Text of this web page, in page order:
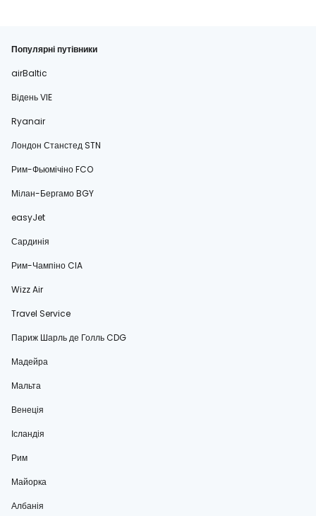
Популярні путівники
airBaltic
Відень VIE
Ryanair
Лондон Станстед STN
Рим-Фьюмічіно FCO
Мілан-Бергамо BGY
easyJet
Сардинія
Рим-Чампіно CIA
Wizz Air
Travel Service
Париж Шарль де Голль CDG
Мадейра
Мальта
Венеція
Ісландія
Рим
Майорка
Албанія